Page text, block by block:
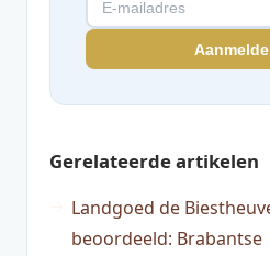
Gerelateerde artikelen
Landgoed de
beoordeeld: Brabantse